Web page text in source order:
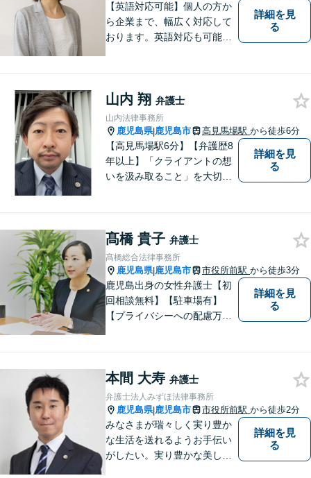
【英語対応可能】個人の方か
ら企業まで、幅広く対応して
おります。英語対応も可能で
詳細を見
る
山内 翔 弁護士
山内法律事務所
鹿児島県|鹿児島市 高見馬場駅 から徒歩6分
【高見馬場駅6分】【弁護歴8
年以上】「クライアントの想
いを汲み取ること」を大切に
いく解決になるよう、精一杯
尽力いたします。【対応分野
多数！】
詳細を見
る
髙橋 貴子 弁護士
髙橋総合法律事務所
鹿児島県|鹿児島市 市役所前駅 から徒歩3分
鹿児島出身の女性弁護士【初
回相談無料】【駐車場有】
【プライバシーへの配慮万
詳細を見
る
本間 大寿 弁護士
弁護士法人みずほ法律事務所
鹿児島県|鹿児島市 市役所前駅 から徒歩2分
みなさまが瑞々しく実り豊か
な生活を送れるようお手伝い
がしたい。実り豊かな美しい
詳細を見
る